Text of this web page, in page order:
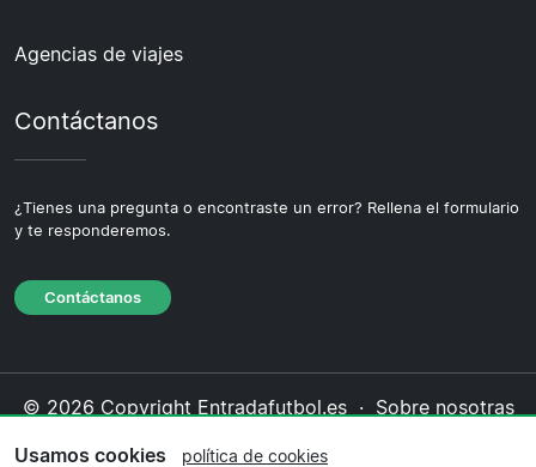
Agencias de viajes
Contáctanos
¿Tienes una pregunta o encontraste un error? Rellena el formulario
y te responderemos.
Contáctanos
© 2026 Copyright Entradafutbol.es · Sobre nosotras
Usamos cookies política de cookies